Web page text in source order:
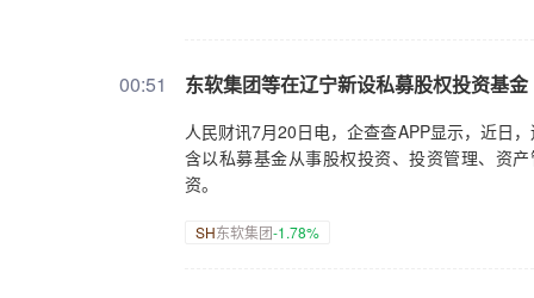
00:51 东软集团等在辽宁新设私募股权投资基金
人民财讯7月20日电，企查查APP显示，近日
含以私募基金从事股权投资、投资管理、资
资。
SH东软集团-1.78%